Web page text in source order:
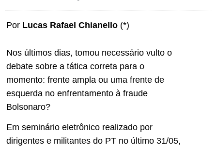
Por Lucas Rafael Chianello (*)
Nos últimos dias, tomou necessário vulto o
debate sobre a tática correta para o
momento: frente ampla ou uma frente de
esquerda no enfrentamento à fraude
Bolsonaro?
Em seminário eletrônico realizado por
dirigentes e militantes do PT no último 31/05,